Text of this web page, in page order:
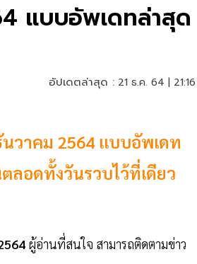
แบบอัพเดทล่าสุด
อัปเดตล่าสุด : 21 ธ.ค. 64 |
วาคม 2564 แบบอัพเดท
ลอดทั้งวันรวบไว้ที่เดียว
ผู้อ่านที่สนใจ สามารถติดตามข่าว